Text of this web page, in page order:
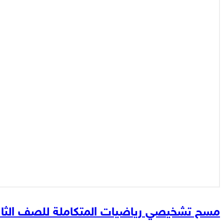
مسح تشخيصي رياضيات المتكاملة للصف